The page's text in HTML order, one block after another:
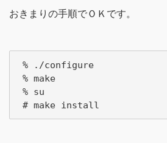
おきまりの手順でＯＫです。
% ./configure
% make
% su